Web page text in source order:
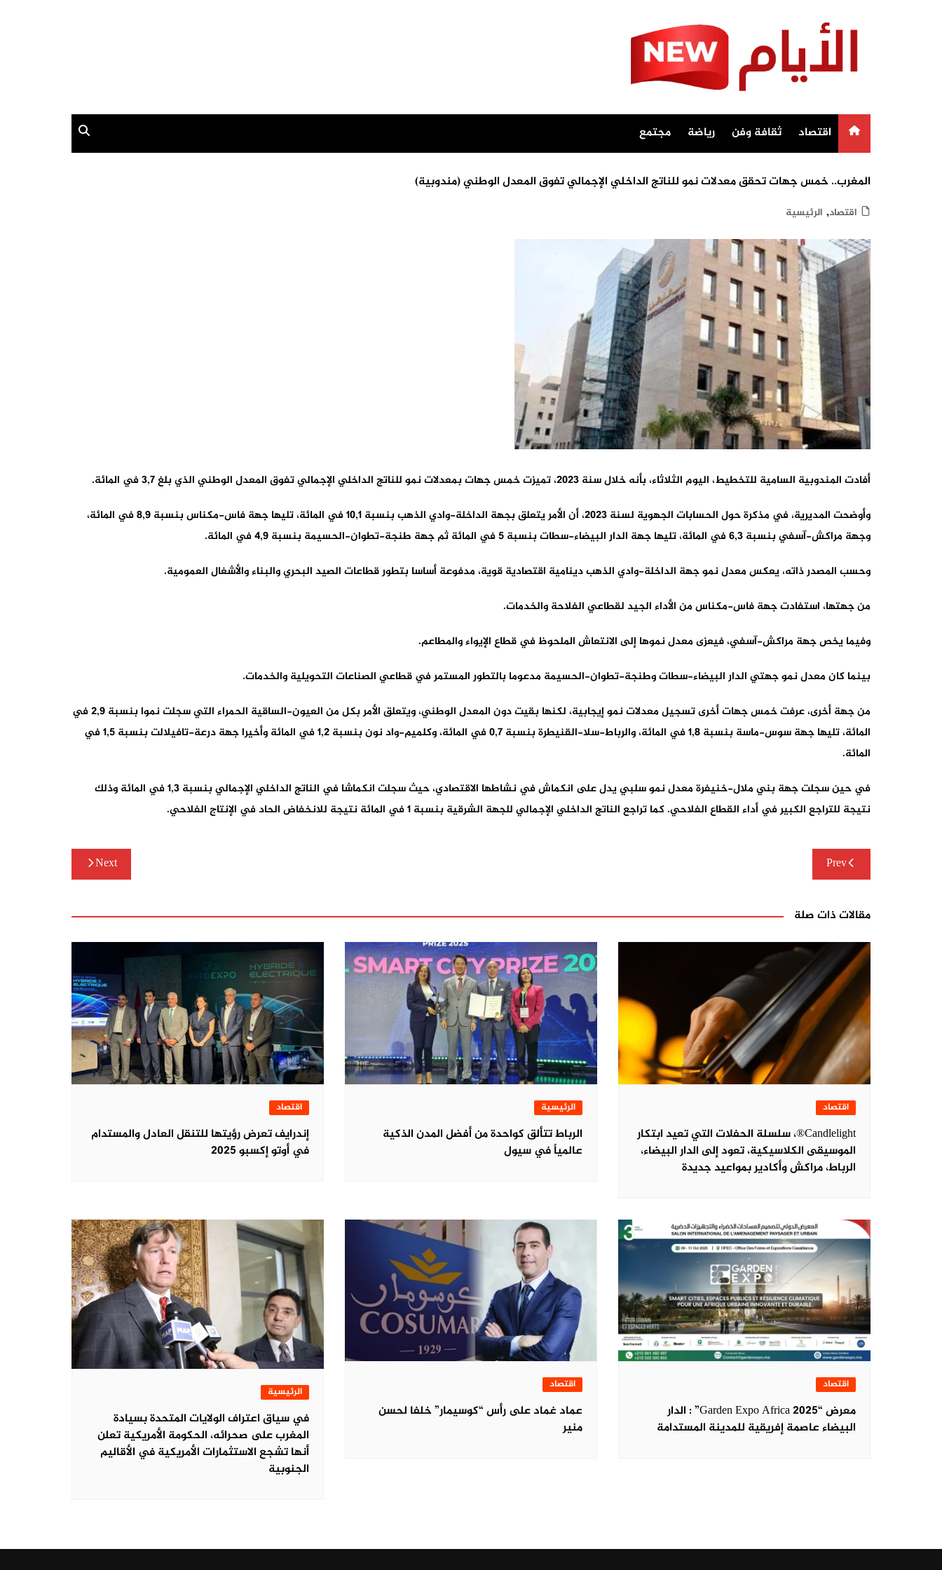
اقتصاد ثقافة وفن رياضة مجتمع
المغرب.. خمس جهات تحقق معدلات نمو للناتج الداخلي الإجمالي تفوق المعدل الوطني (مندوبية)
اقتصاد, الرئيسية
أفادت المندوبية السامية للتخطيط، اليوم الثلاثاء، بأنه خلال سنة 2023، تميزت خمس جهات بمعدلات نمو للناتج الداخلي الإجمالي تفوق المعدل الوطني الذي بلغ 3,7 في المائة.
وأوضحت المديرية، في مذكرة حول الحسابات الجهوية لسنة 2023، أن الأمر يتعلق بجهة الداخلة-وادي الذهب بنسبة 10,1 في المائة، تليها جهة فاس-مكناس بنسبة 8,9 في المائة،
وجهة مراكش-آسفي بنسبة 6,3 في المائة، تليها جهة الدار البيضاء-سطات بنسبة 5 في المائة ثم جهة طنجة-تطوان-الحسيمة بنسبة 4,9 في المائة.
وحسب المصدر ذاته، يعكس معدل نمو جهة الداخلة-وادي الذهب دينامية اقتصادية قوية، مدفوعة أساسا بتطور قطاعات الصيد البحري والبناء والأشغال العمومية.
من جهتها، استفادت جهة فاس-مكناس من الأداء الجيد لقطاعي الفلاحة والخدمات.
وفيما يخص جهة مراكش-آسفي، فيعزى معدل نموها إلى الانتعاش الملحوظ في قطاع الإيواء والمطاعم.
بينما كان معدل نمو جهتي الدار البيضاء-سطات وطنجة-تطوان-الحسيمة مدعوما بالتطور المستمر في قطاعي الصناعات التحويلية والخدمات.
من جهة أخرى، عرفت خمس جهات أخرى تسجيل معدلات نمو إيجابية، لكنها بقيت دون المعدل الوطني، ويتعلق الأمر بكل من العيون-الساقية الحمراء التي سجلت نموا بنسبة 2,9 في
المائة، تليها جهة سوس-ماسة بنسبة 1,8 في المائة، والرباط-سلا-القنيطرة بنسبة 0,7 في المائة، وكلميم-واد نون بنسبة 1,2 في المائة وأخيرا جهة درعة-تافيلالت بنسبة 1,5 في
المائة.
في حين سجلت جهة بني ملال-خنيفرة معدل نمو سلبي يدل على انكماش في نشاطها الاقتصادي، حيث سجلت انكماشا في الناتج الداخلي الإجمالي بنسبة 1,3 في المائة وذلك
نتيجة للتراجع الكبير في أداء القطاع الفلاحي. كما تراجع الناتج الداخلي الإجمالي للجهة الشرقية بنسبة 1 في المائة نتيجة للانخفاض الحاد في الإنتاج الفلاحي.
تصفّح
المقالاتPrev
Next
مقالات ذات صلة
اقتصاد
Candlelight®، سلسلة الحفلات التي تعيد ابتكار
الموسيقى الكلاسيكية، تعود إلى الدار البيضاء،
الرباط، مراكش وأكادير بمواعيد جديدة
الرئيسية
الرباط تتألق كواحدة من أفضل المدن الذكية
عالمياً في سيول
اقتصاد
‏إندرايف تعرض رؤيتها للتنقل العادل والمستدام
في أوتو إكسبو 2025
اقتصاد
معرض “Garden Expo Africa 2025” : الدار
البيضاء عاصمة إفريقية للمدينة المستدامة
اقتصاد
عماد غماد على رأس “كوسيمار” خلفا لحسن
منير
الرئيسية
في سياق اعتراف الولايات المتحدة بسيادة
المغرب على صحرائه، الحكومة الأمريكية تعلن
أنها تشجع الاستثمارات الأمريكية في الأقاليم
الجنوبية